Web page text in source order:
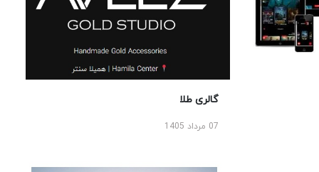
گالری طلا
07 مرداد 1405